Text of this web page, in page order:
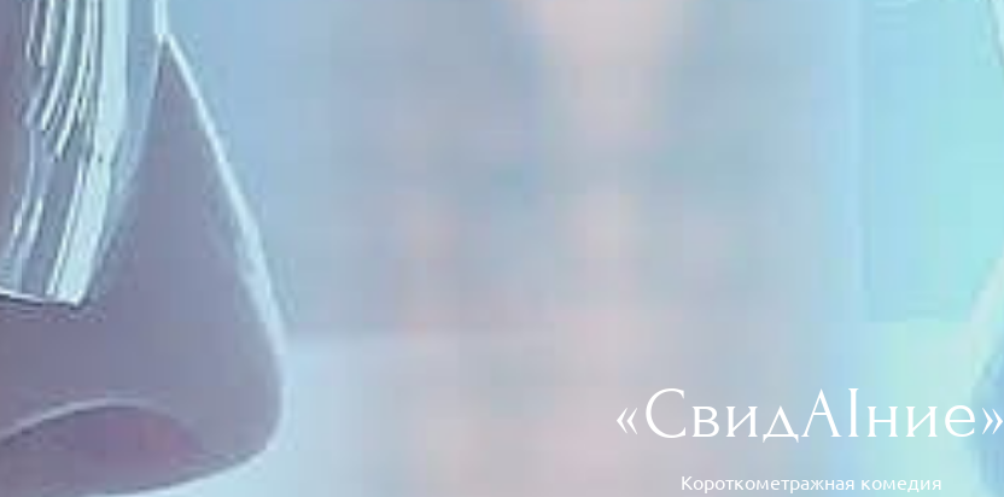
«СвидАIние»
Короткометражная комедия